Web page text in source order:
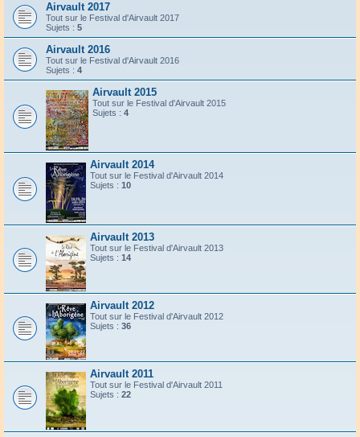
Airvault 2017
Tout sur le Festival d'Airvault 2017
Sujets : 5
Airvault 2016
Tout sur le Festival d'Airvault 2016
Sujets : 4
Airvault 2015
Tout sur le Festival d'Airvault 2015
Sujets : 4
Airvault 2014
Tout sur le Festival d'Airvault 2014
Sujets : 10
Airvault 2013
Tout sur le Festival d'Airvault 2013
Sujets : 14
Airvault 2012
Tout sur le Festival d'Airvault 2012
Sujets : 36
Airvault 2011
Tout sur le Festival d'Airvault 2011
Sujets : 22